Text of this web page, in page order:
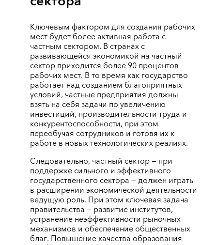
Ключевым фактором для создания рабочих
мест будет более активная работа с
частным сектором. В странах с
развивающейся экономикой на частный
сектор приходится более 90 процентов
рабочих мест. В то время как государство
работает над созданием благоприятных
условий, частные предприятия должны
взять на себя задачи по увеличению
инвестиций, производительности труда и
конкурентоспособности, при этом
переобучая сотрудников и готовя их к
работе в новых технологических реалиях.
Следовательно, частный сектор ― при
поддержке сильного и эффективного
государственного сектора ― должен играть
в расширении экономической деятельности
ведущую роль. При этом ключевая задача
правительства ― развитие институтов,
устранение неэффективности рыночных
механизмов и обеспечение общественных
благ. Повышение качества образования